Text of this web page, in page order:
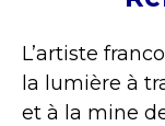
L’artiste
la lumière à
et à la mine